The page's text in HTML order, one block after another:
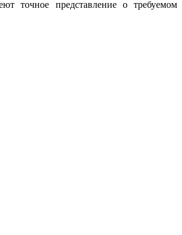
точное представление о требуемом